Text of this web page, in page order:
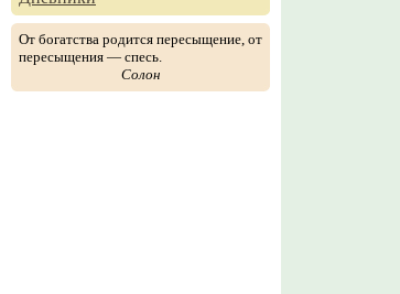
От богатства родится пересыщение, от
пересыщения — спесь.
Солон